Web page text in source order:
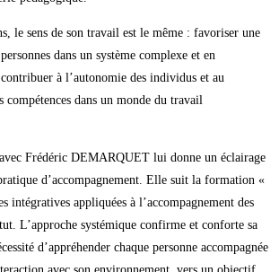
le sens de son travail est le même : favoriser une
dans un système complexe et en
à l’autonomie des individus et au
compétences dans un monde du travail
Frédéric DEMARQUET lui donne un éclairage
d’accompagnement. Elle suit la formation «
intégratives appliquées à l’accompagnement des
L’approche systémique confirme et conforte sa
d’appréhender chaque personne accompagnée